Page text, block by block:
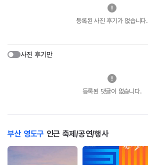
등록된 사진 후기가 없습니다.
사진 후기만
등록된 댓글이 없습니다.
부산 영도구 인근 축제/공연/행사